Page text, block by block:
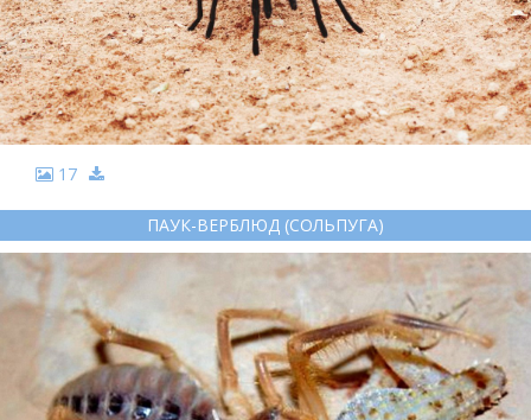
17
ПАУК-ВЕРБЛЮД (СОЛЬПУГА)